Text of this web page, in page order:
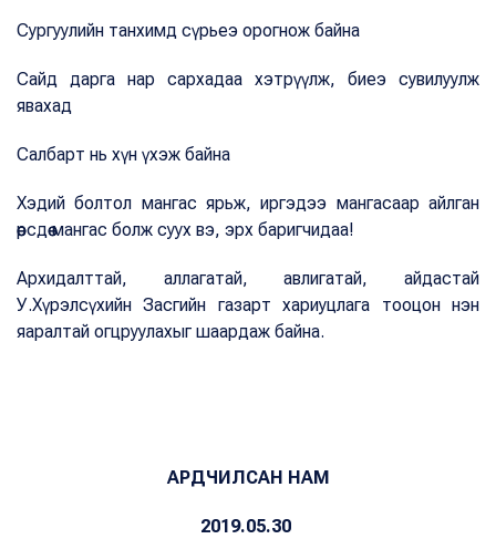
Сургуулийн танхимд сүрьеэ орогнож байна
Сайд дарга нар сархадаа хэтрүүлж, биеэ сувилуулж
явахад
Салбарт нь хүн үхэж байна
Хэдий болтол мангас ярьж, иргэдээ мангасаар айлган
өөрсдөө мангас болж суух вэ, эрх баригчидаа!
Архидалттай, аллагатай, авлигатай, айдастай
У.Хүрэлсүхийн Засгийн газарт хариуцлага тооцон нэн
яаралтай огцруулахыг шаардаж байна.
АРДЧИЛСАН НАМ
2019.05.30